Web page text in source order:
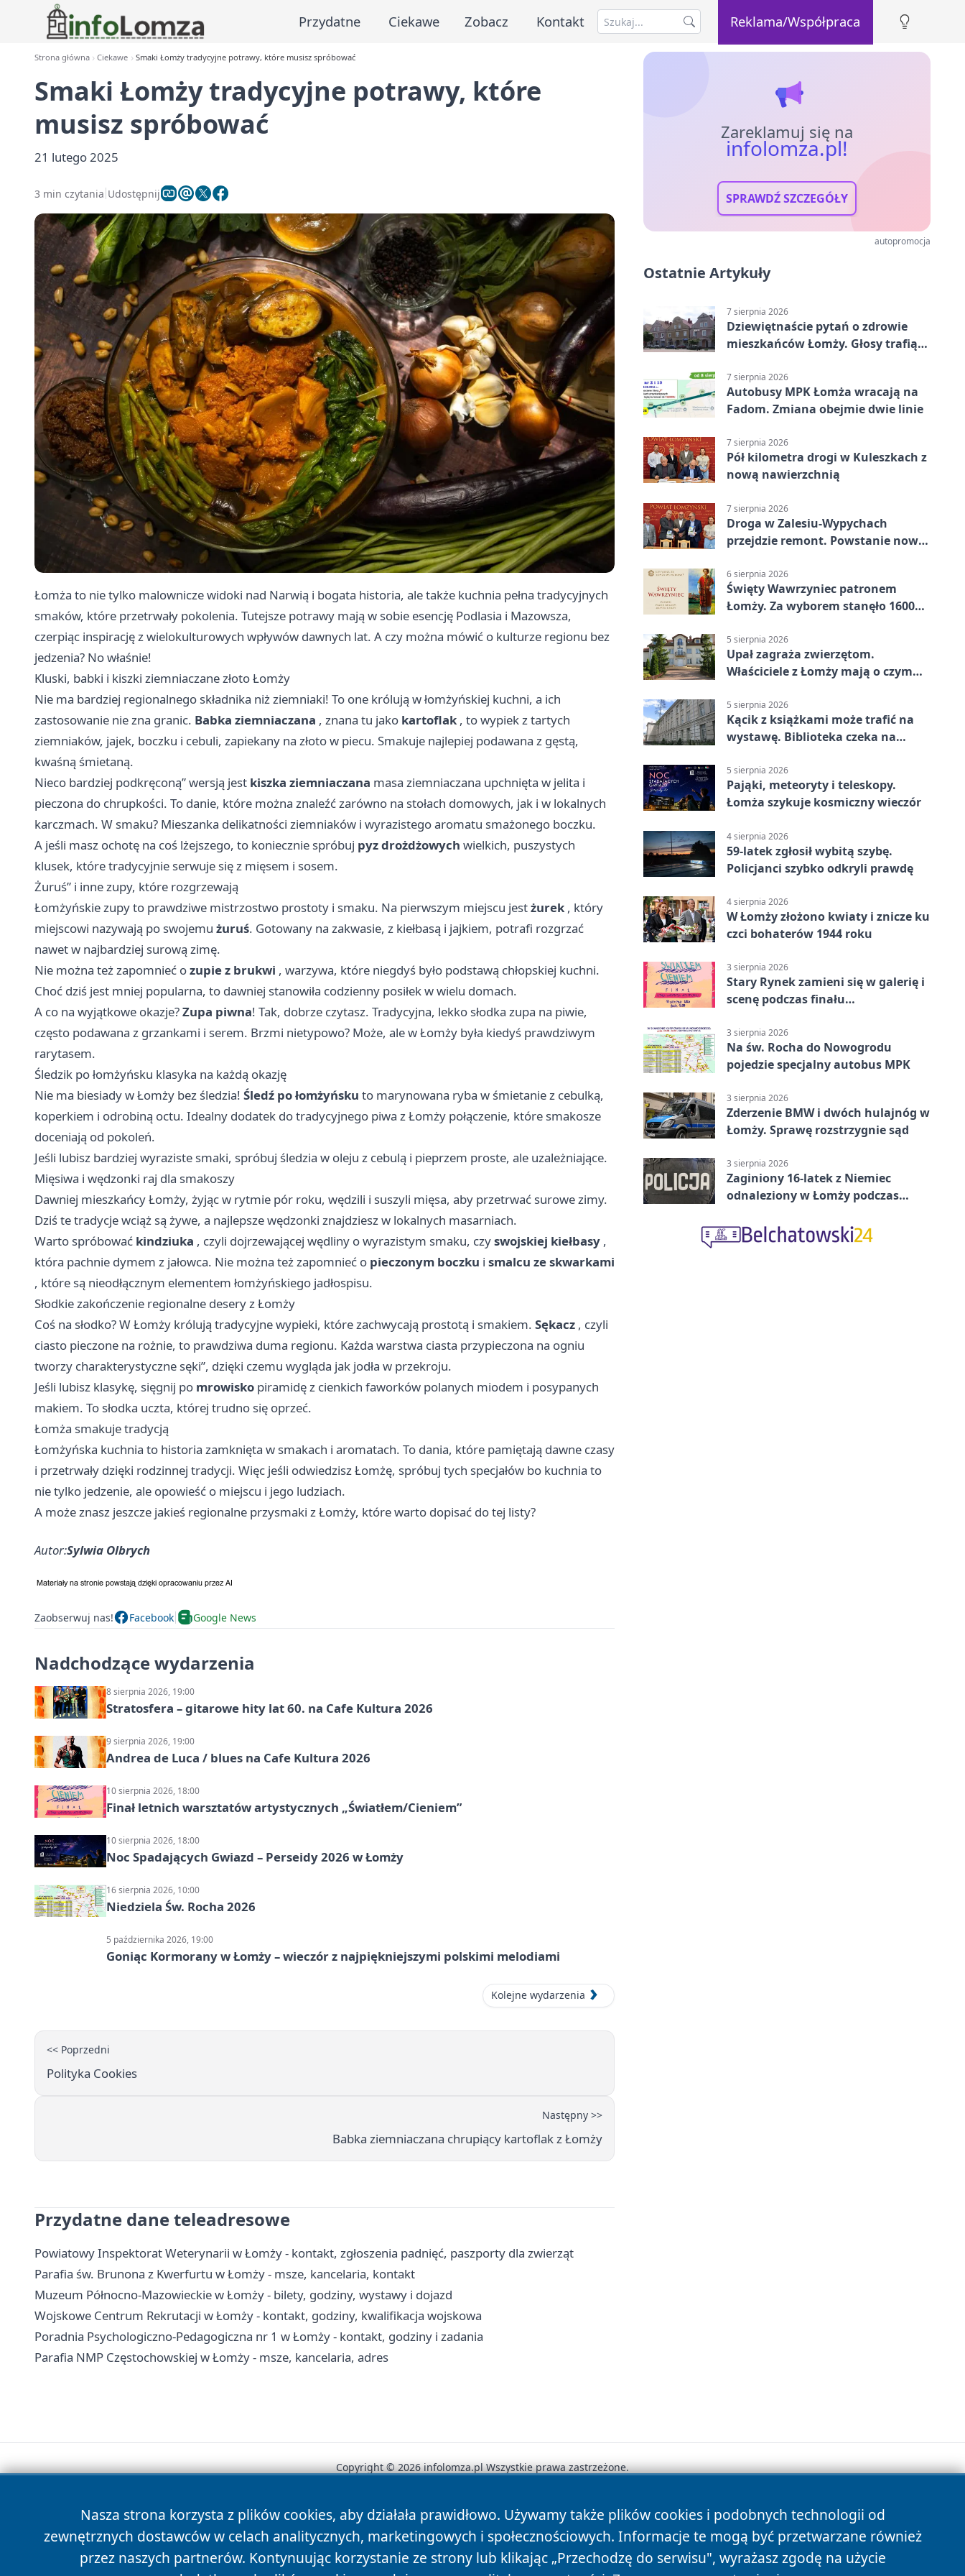
Przydatne Ciekawe Zobacz Kontakt Reklama/Współpraca
Strona główna Ciekawe Smaki Łomży tradycyjne potrawy, które musisz spróbować
Smaki Łomży tradycyjne potrawy, które
musisz spróbować
21 lutego 2025
3 min czytania Udostępnij
Łomża to nie tylko malownicze widoki nad Narwią i bogata historia, ale także kuchnia pełna tradycyjnych
smaków, które przetrwały pokolenia. Tutejsze potrawy mają w sobie esencję Podlasia i Mazowsza,
czerpiąc inspirację z wielokulturowych wpływów dawnych lat. A czy można mówić o kulturze regionu bez
jedzenia? No właśnie!
Kluski, babki i kiszki ziemniaczane złoto Łomży
Nie ma bardziej regionalnego składnika niż ziemniaki! To one królują w łomżyńskiej kuchni, a ich
zastosowanie nie zna granic. Babka ziemniaczana , znana tu jako kartoflak , to wypiek z tartych
ziemniaków, jajek, boczku i cebuli, zapiekany na złoto w piecu. Smakuje najlepiej podawana z gęstą,
kwaśną śmietaną.
Nieco bardziej podkręconą” wersją jest kiszka ziemniaczana masa ziemniaczana upchnięta w jelita i
pieczona do chrupkości. To danie, które można znaleźć zarówno na stołach domowych, jak i w lokalnych
karczmach. W smaku? Mieszanka delikatności ziemniaków i wyrazistego aromatu smażonego boczku.
A jeśli masz ochotę na coś lżejszego, to koniecznie spróbuj pyz drożdżowych wielkich, puszystych
klusek, które tradycyjnie serwuje się z mięsem i sosem.
Żuruś” i inne zupy, które rozgrzewają
Łomżyńskie zupy to prawdziwe mistrzostwo prostoty i smaku. Na pierwszym miejscu jestżurek , który
miejscowi nazywają po swojemu żuruś. Gotowany na zakwasie, z kiełbasą i jajkiem, potrafi rozgrzać
nawet w najbardziej surową zimę.
Nie można też zapomnieć ozupie z brukwi , warzywa, które niegdyś było podstawą chłopskiej kuchni.
Choć dziś jest mniej popularna, to dawniej stanowiła codzienny posiłek w wielu domach.
A co na wyjątkowe okazje?Zupa piwna! Tak, dobrze czytasz. Tradycyjna, lekko słodka zupa na piwie,
często podawana z grzankami i serem. Brzmi nietypowo? Może, ale w Łomży była kiedyś prawdziwym
rarytasem.
Śledzik po łomżyńsku klasyka na każdą okazję
Nie ma biesiady w Łomży bez śledzia! Śledź po łomżyńsku to marynowana ryba w śmietanie z cebulką,
koperkiem i odrobiną octu. Idealny dodatek do tradycyjnego piwa z Łomży połączenie, które smakosze
doceniają od pokoleń.
Jeśli lubisz bardziej wyraziste smaki, spróbuj śledzia w oleju z cebulą i pieprzem proste, ale uzależniające.
Mięsiwa i wędzonki raj dla smakoszy
Dawniej mieszkańcy Łomży, żyjąc w rytmie pór roku, wędzili i suszyli mięsa, aby przetrwać surowe zimy.
Dziś te tradycje wciąż są żywe, a najlepsze wędzonki znajdziesz w lokalnych masarniach.
Warto spróbować kindziuka , czyli dojrzewającej wędliny o wyrazistym smaku, czyswojskiej kiełbasy ,
która pachnie dymem z jałowca. Nie można też zapomnieć o pieczonym boczku i smalcu ze skwarkami
, które są nieodłącznym elementem łomżyńskiego jadłospisu.
Słodkie zakończenie regionalne desery z Łomży
Coś na słodko? W Łomży królują tradycyjne wypieki, które zachwycają prostotą i smakiem. Sękacz , czyli
ciasto pieczone na rożnie, to prawdziwa duma regionu. Każda warstwa ciasta przypieczona na ogniu
tworzy charakterystyczne sęki”, dzięki czemu wygląda jak jodła w przekroju.
Jeśli lubisz klasykę, sięgnij po mrowisko piramidę z cienkich faworków polanych miodem i posypanych
makiem. To słodka uczta, której trudno się oprzeć.
Łomża smakuje tradycją
Łomżyńska kuchnia to historia zamknięta w smakach i aromatach. To dania, które pamiętają dawne czasy
i przetrwały dzięki rodzinnej tradycji. Więc jeśli odwiedzisz Łomżę, spróbuj tych specjałów bo kuchnia to
nie tylko jedzenie, ale opowieść o miejscu i jego ludziach.
A może znasz jeszcze jakieś regionalne przysmaki z Łomży, które warto dopisać do tej listy?
Autor:Sylwia Olbrych
Zaobserwuj nas! Facebook Google News
Nadchodzące wydarzenia
8 sierpnia 2026, 19:00
Stratosfera – gitarowe hity lat 60. na Cafe Kultura 2026
9 sierpnia 2026, 19:00
Andrea de Luca / blues na Cafe Kultura 2026
10 sierpnia 2026, 18:00
Finał letnich warsztatów artystycznych „Światłem/Cieniem”
10 sierpnia 2026, 18:00
Noc Spadających Gwiazd – Perseidy 2026 w Łomży
16 sierpnia 2026, 10:00
Niedziela Św. Rocha 2026
5 października 2026, 19:00
Goniąc Kormorany w Łomży – wieczór z najpiękniejszymi polskimi melodiami
Kolejne wydarzenia
<< Poprzedni
Polityka Cookies
Następny >>
Babka ziemniaczana chrupiący kartoflak z Łomży
Przydatne dane teleadresowe
Powiatowy Inspektorat Weterynarii w Łomży - kontakt, zgłoszenia padnięć, paszporty dla zwierząt
Parafia św. Brunona z Kwerfurtu w Łomży - msze, kancelaria, kontakt
Muzeum Północno-Mazowieckie w Łomży - bilety, godziny, wystawy i dojazd
Wojskowe Centrum Rekrutacji w Łomży - kontakt, godziny, kwalifikacja wojskowa
Poradnia Psychologiczno-Pedagogiczna nr 1 w Łomży - kontakt, godziny i zadania
Parafia NMP Częstochowskiej w Łomży - msze, kancelaria, adres
Zareklamuj się na
infolomza.pl!
SPRAWDŹ SZCZEGÓŁY
autopromocja
Ostatnie Artykuły
7 sierpnia 2026
Dziewiętnaście pytań o zdrowie
mieszkańców Łomży. Głosy trafią
7 sierpnia 2026
Autobusy MPK Łomża wracają na
Fadom. Zmiana obejmie dwie linie
7 sierpnia 2026
Pół kilometra drogi w Kuleszkach z
nową nawierzchnią
7 sierpnia 2026
Droga w Zalesiu-Wypychach
przejdzie remont. Powstanie nowa
6 sierpnia 2026
Święty Wawrzyniec patronem
Łomży. Za wyborem stanęło 1600
5 sierpnia 2026
Upał zagraża zwierzętom.
Właściciele z Łomży mają o czym
5 sierpnia 2026
Kącik z książkami może trafić na
wystawę. Biblioteka czeka na
5 sierpnia 2026
Pająki, meteoryty i teleskopy.
Łomża szykuje kosmiczny wieczór
4 sierpnia 2026
59-latek zgłosił wybitą szybę.
Policjanci szybko odkryli prawdę
4 sierpnia 2026
W Łomży złożono kwiaty i znicze ku
czci bohaterów 1944 roku
3 sierpnia 2026
Stary Rynek zamieni się w galerię i
scenę podczas finału
3 sierpnia 2026
Na św. Rocha do Nowogrodu
pojedzie specjalny autobus MPK
3 sierpnia 2026
Zderzenie BMW i dwóch hulajnóg w
Łomży. Sprawę rozstrzygnie sąd
3 sierpnia 2026
Zaginiony 16-latek z Niemiec
odnaleziony w Łomży podczas
Nasza strona korzysta z plików cookies, aby działała prawidłowo. Używamy także plików cookies i podobnych technologii od
zewnętrznych dostawców w celach analitycznych, marketingowych i społecznościowych. Informacje te mogą być przetwarzane również
przez naszych partnerów. Kontynuując korzystanie ze strony lub klikając „Przechodzę do serwisu", wyrażasz zgodę na użycie
Copyright © 2026 infolomza.pl Wszystkie prawa zastrzeżone.
News Autorzy Polityka Prywatności Polityka Cookies